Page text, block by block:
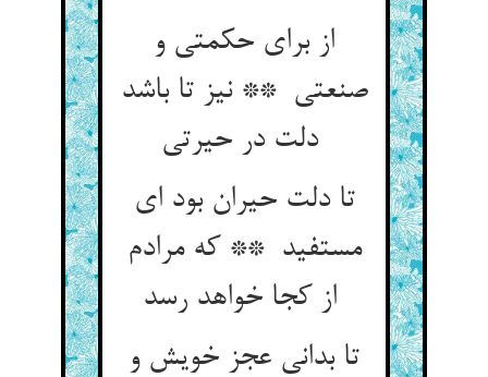
از برای حکمتی و
صنعتی ** نیز تا باشد
دلت در حیرتی
تا دلت حیران بود ای
مستفید ** که مرادم
تا بدانی عجز خویش و